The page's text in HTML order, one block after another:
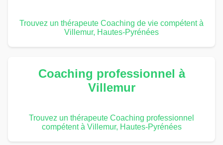
Trouvez un thérapeute Coaching de vie compétent à
Villemur, Hautes-Pyrénées
Coaching professionnel à
Villemur
Trouvez un thérapeute Coaching professionnel
compétent à Villemur, Hautes-Pyrénées